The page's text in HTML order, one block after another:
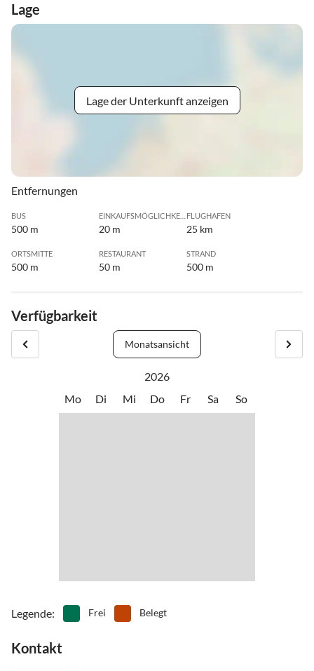
Lage
Lage der Unterkunft anzeigen
Entfernungen
BUS
500 m
EINKAUFSMÖGLICHKEIT
20 m
FLUGHAFEN
25 km
ORTSMITTE
500 m
RESTAURANT
50 m
STRAND
500 m
Verfügbarkeit
Monatsansicht
2026
Mo
Di Mi Do Fr Sa So
Legende: Frei Belegt
Kontakt